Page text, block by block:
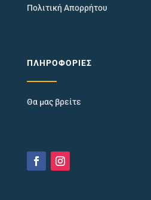
Πολιτική Απορρήτου
ΠΛΗΡΟΦΟΡΊΕΣ
Θα μας βρείτε